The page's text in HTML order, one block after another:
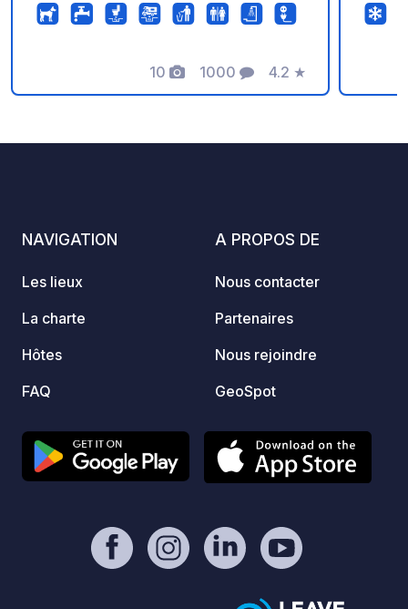
bus à 150 mètres. Le tarif indiqué est
pour 24 heures ; veuillez vous
connaître nos offres de plusieurs jours.
Services de courte durée ou de transit
10
Photos
1000
Commentaires
4.2
Note
★
:
Du
NAVIGATION
Les lieux
La charte
Hôtes
FAQ
A PROPOS DE
Nous contacter
Partenaires
Nous rejoindre
GeoSpot